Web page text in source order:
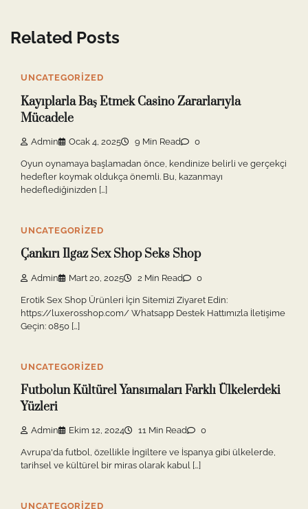
Related Posts
UNCATEGORIZED
Kayıplarla Baş Etmek Casino Zararlarıyla
Mücadele
Admin Ocak 4, 2025 9 Min Read 0
Oyun oynamaya başlamadan önce, kendinize belirli ve gerçekçi
hedefler koymak oldukça önemli. Bu, kazanmayı
hedeflediğinizden […]
UNCATEGORIZED
Çankırı Ilgaz Sex Shop Seks Shop
Admin Mart 20, 2025 2 Min Read 0
Erotik Sex Shop Ürünleri İçin Sitemizi Ziyaret Edin:
https://luxerosshop.com/ Whatsapp Destek Hattımızla İletişime
Geçin: 0850 […]
UNCATEGORIZED
Futbolun Kültürel Yansımaları Farklı Ülkelerdeki
Yüzleri
Admin Ekim 12, 2024 11 Min Read 0
Avrupa'da futbol, özellikle İngiltere ve İspanya gibi ülkelerde,
tarihsel ve kültürel bir miras olarak kabul […]
UNCATEGORIZED